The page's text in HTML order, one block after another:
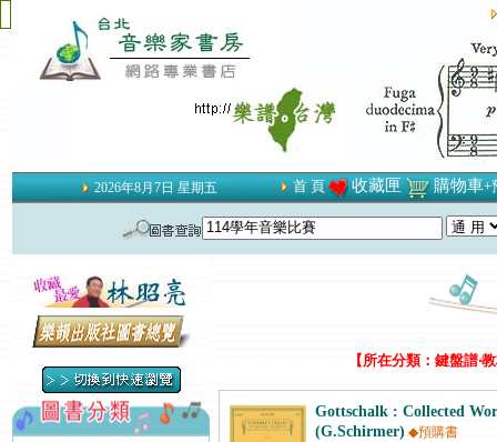
2026年8月7日 星期五 首 頁 收藏匣 購物車+
【所在分類：鍵盤譜‧
Gottschalk : Collected
(G.Schirmer) ◆預購書